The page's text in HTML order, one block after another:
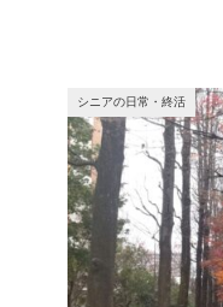
シニアの日常・終活